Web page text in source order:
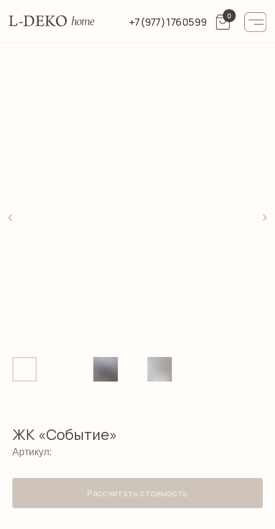
+7 (977) 176 05 99
ЖК «Событие»
Артикул:
Рассчитать стоимость